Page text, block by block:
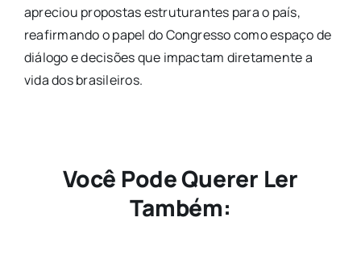
apreciou propostas estruturantes para o país,
reafirmando o papel do Congresso como espaço de
diálogo e decisões que impactam diretamente a
vida dos brasileiros.
Você Pode Querer Ler
Também: